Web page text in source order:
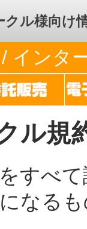
クル様向け
/ インタ
ル規
すべ
なる